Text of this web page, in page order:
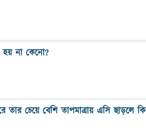
না কেনো?
তার চেয়ে বেশি তাপমাত্রায় এসি ছাড়লে কি